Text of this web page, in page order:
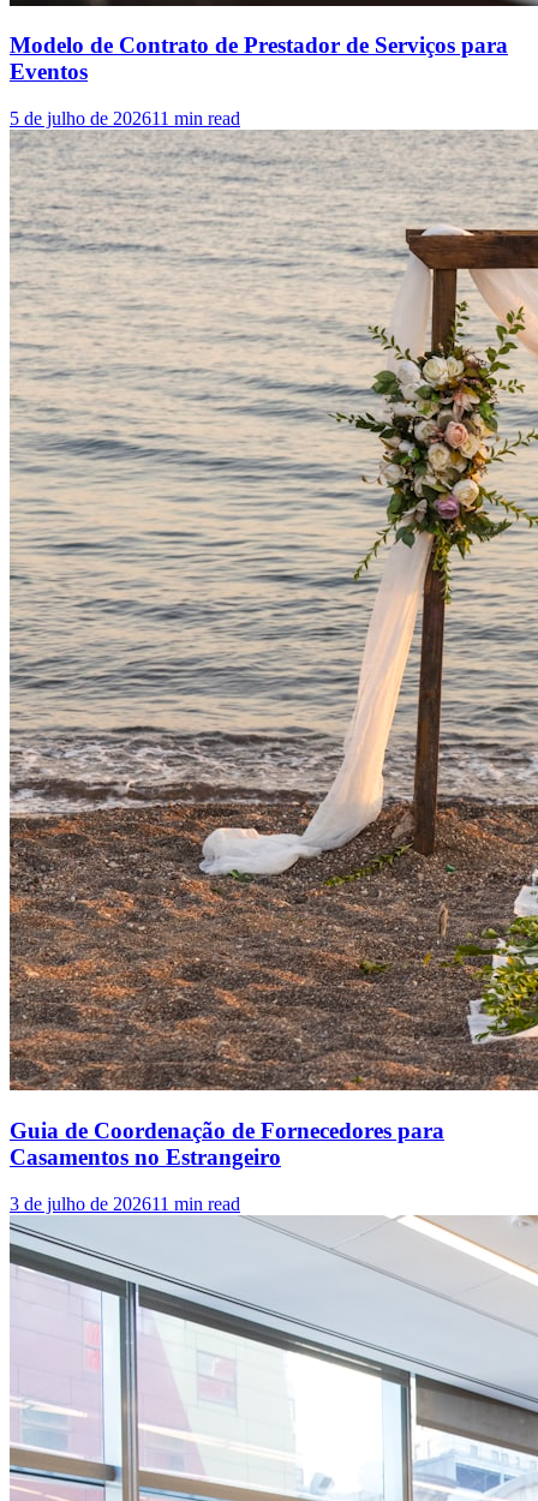
Modelo de Contrato de Prestador de Serviços para
Eventos
5 de julho de 202611 min read
Guia de Coordenação de Fornecedores para
Casamentos no Estrangeiro
3 de julho de 202611 min read